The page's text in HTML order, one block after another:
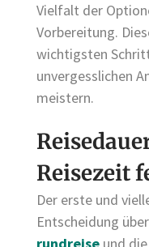
Vielfalt der
Vorbereitung.
wichtigsten
unvergesslichen
meistern.
Reisezeit
Der erste und
Entscheidung